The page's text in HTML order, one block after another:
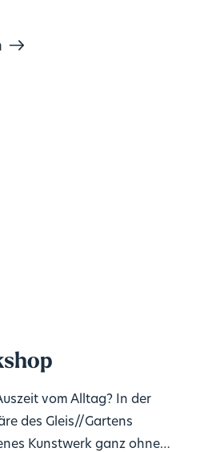
vom Alltag? In der
des Gleis//Gartens
Kunstwerk ganz ohne